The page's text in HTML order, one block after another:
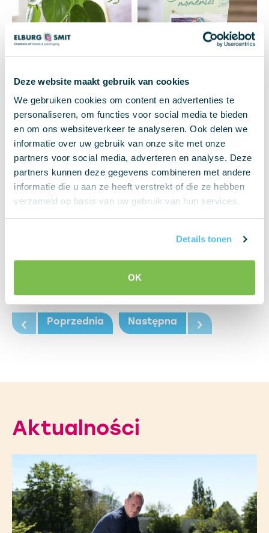
Deze website maakt gebruik van cookies
We gebruiken cookies om content en advertenties te
personaliseren, om functies voor social media te bieden
en om ons websiteverkeer te analyseren. Ook delen we
informatie over uw gebruik van onze site met onze
partners voor social media, adverteren en analyse. Deze
partners kunnen deze gegevens combineren met andere
informatie die u aan ze heeft verstrekt of die ze hebben
verzameld op basis van uw gebruik van hun services.
Details tonen
OK
Poprzednia Następna
Aktualności